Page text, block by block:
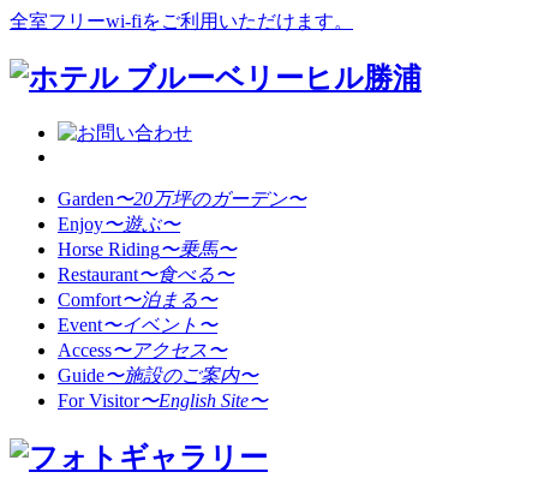
全室フリーwi-fiをご利用いただけます。
Garden〜20万坪のガーデン〜
Enjoy〜遊ぶ〜
Horse Riding〜乗馬〜
Restaurant〜食べる〜
Comfort〜泊まる〜
Event〜イベント〜
Access〜アクセス〜
Guide〜施設のご案内〜
For Visitor〜English Site〜